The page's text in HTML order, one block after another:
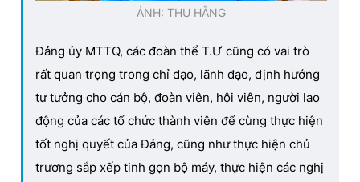
Giấy phép xuất bản số 110/GP - BTTTT cấp ngày 24.3.2020
chép dưới mọi hình thức nếu không có sự chấp thuận bằng văn
bản. Phát triển bởi ePi Technologies, JSC.
ẢNH: THU HẰNG
Đảng ủy MTTQ, các đoàn thể T.Ư cũng có vai trò
rất quan trọng trong chỉ đạo, lãnh đạo, định hướng
tư tưởng cho cán bộ, đoàn viên, hội viên, người lao
động của các tổ chức thành viên để cùng thực hiện
tốt nghị quyết của Đảng, cũng như thực hiện chủ
trương sắp xếp tinh gọn bộ máy, thực hiện các nghị